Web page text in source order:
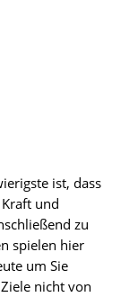
ist, dass
und
zu
spielen hier
um Sie
nicht von